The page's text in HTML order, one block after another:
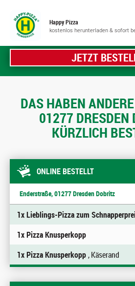
Happy Pizza
kostenlos herunterladen & sofort
JETZT
DAS HABEN
01277 DRESDEN
KÜRZLICH
ONLINE BESTELLT
Enderstraße, 01277 Dresden Dobritz
1x Lieblings-Pizza zum
1x Pizza Knusperkopp
1x Pizza Knusperkopp, Käserand